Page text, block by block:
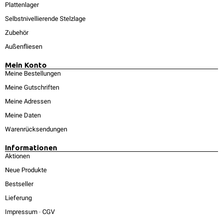
Plattenlager
Selbstnivellierende Stelzlage
Zubehör
Außenfliesen
Mein Konto
Meine Bestellungen
Meine Gutschriften
Meine Adressen
Meine Daten
Warenrücksendungen
Informationen
Aktionen
Neue Produkte
Bestseller
Lieferung
Impressum - CGV